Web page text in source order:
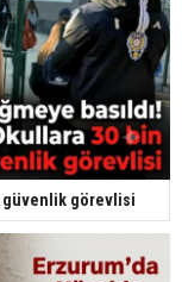
güvenlik görevlisi